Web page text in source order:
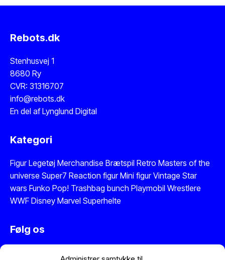
Rebots.dk
Stenhusvej 1
8680 Ry
CVR: 31316707
info@rebots.dk
En del afLynglund Digital
Kategori
Figur Legetøj Merchandise Brætspil Retro Masters of the
universe Super7 Reaction figur Mini figurVintage Star
wars Funko Pop! Trashbag bunch Playmobil Wrestlere
WWF Disney Marvel Superhelte
Følg os